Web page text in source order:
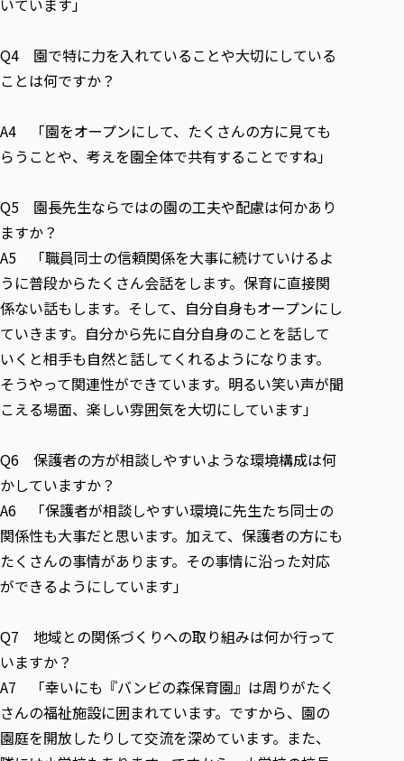
Q4 園で特に力を入れていることや大切にしている
ことは何ですか？
A4 「園をオープンにして、たくさんの方に見ても
らうことや、考えを園全体で共有することですね」
Q5 園長先生ならではの園の工夫や配慮は何かあり
ますか？
A5 「職員同士の信頼関係を大事に続けていけるよ
うに普段からたくさん会話をします。保育に直接関
係ない話もします。そして、自分自身もオープンにし
ていきます。自分から先に自分自身のことを話して
いくと相手も自然と話してくれるようになります。
そうやって関連性ができています。明るい笑い声が聞
こえる場面、楽しい雰囲気を大切にしています」
Q6 保護者の方が相談しやすいような環境構成は何
かしていますか？
A6 「保護者が相談しやすい環境に先生たち同士の
関係性も大事だと思います。加えて、保護者の方にも
たくさんの事情があります。その事情に沿った対応
ができるようにしています」
Q7 地域との関係づくりへの取り組みは何か行って
いますか？
A7 「幸いにも『バンビの森保育園』は周りがたく
さんの福祉施設に囲まれています。ですから、園の
園庭を開放したりして交流を深めています。また、